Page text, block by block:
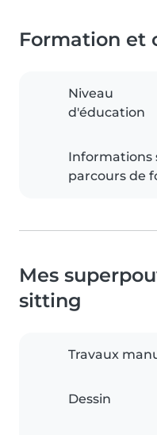
Formation et
Niveau
d'éducation
Informations
parcours de
Mes
sitting
Travaux
Dessin